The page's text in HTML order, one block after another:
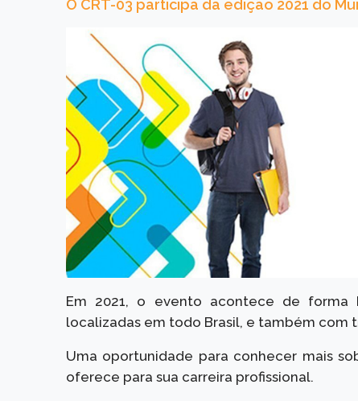
O CRT-03 participa da edição 2021 do
Em 2021, o evento acontece de forma
localizadas em todo Brasil, e também com
Uma oportunidade para conhecer mais
oferece para sua carreira profissional.